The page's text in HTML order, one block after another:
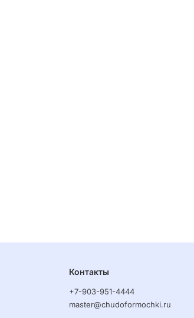
Контакты
+7-903-951-4444
master@chudoformochki.ru